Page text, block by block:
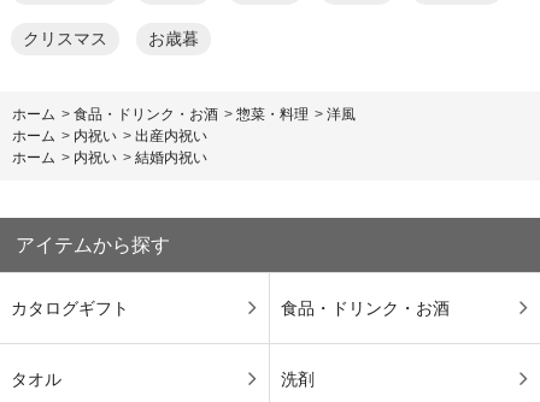
クリスマス お歳暮
ホーム > 食品・ドリンク・お酒 > 惣菜・料理 > 洋風
ホーム > 内祝い > 出産内祝い
ホーム > 内祝い > 結婚内祝い
アイテムから探す
カタログギフト 食品・ドリンク・お酒
タオル 洗剤